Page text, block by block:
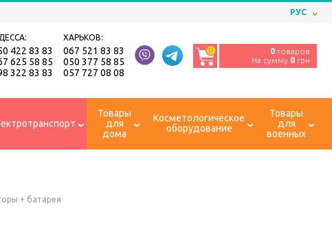
РУС
422 83 83
625 58 85
322 83 83
ХАРЬКОВ:
067 521 83 83
050 377 58 85
057 727 08 08
0 0 товаров
На сумму 0 грн
Товары
для
дома
Косметологическое
оборудование
Товары
для
военных
+ батарея